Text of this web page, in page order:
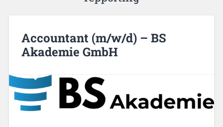
Accountant (m/w/d) – BS
Akademie GmbH